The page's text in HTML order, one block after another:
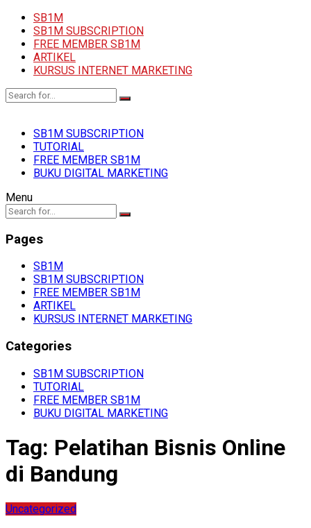
SB1M
SB1M SUBSCRIPTION
FREE MEMBER SB1M
ARTIKEL
KURSUS INTERNET MARKETING
SB1M SUBSCRIPTION
TUTORIAL
FREE MEMBER SB1M
BUKU DIGITAL MARKETING
Menu
Pages
SB1M
SB1M SUBSCRIPTION
FREE MEMBER SB1M
ARTIKEL
KURSUS INTERNET MARKETING
Categories
SB1M SUBSCRIPTION
TUTORIAL
FREE MEMBER SB1M
BUKU DIGITAL MARKETING
Tag: Pelatihan Bisnis Online
di Bandung
Uncategorized